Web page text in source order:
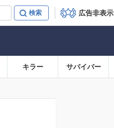
広告非表示
キラー サバイバー